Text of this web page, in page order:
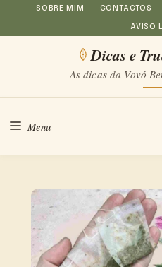
Saltar
para
conteúdo
SOBRE MIM CONTACTOS
AVISO
Dicas e
As dicas da Vovó
Menu